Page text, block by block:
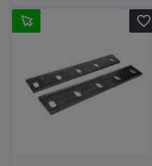
favorite_border